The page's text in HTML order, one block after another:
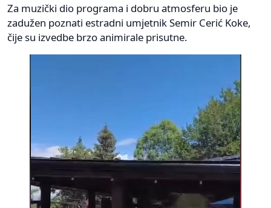
Za muzički dio programa i dobru atmosferu bio je
zadužen poznati estradni umjetnik Semir Cerić Koke,
čije su izvedbe brzo animirale prisutne.